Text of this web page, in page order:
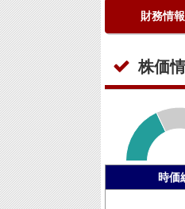
財務情報
株価
時価